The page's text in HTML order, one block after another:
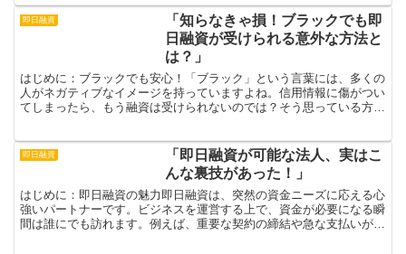
即日融資
「知らなきゃ損！ブラックでも即
日融資が受けられる意外な方法と
は？」
はじめに：ブラックでも安心！「ブラック」という言葉には、多くの
人がネガティブなイメージを持っていますよね。信用情報に傷がつい
てしまったら、もう融資は受けられないのでは？そう思っている方も
即日融資
「即日融資が可能な法人、実はこ
んな裏技があった！」
はじめに：即日融資の魅力即日融資は、突然の資金ニーズに応える心
強いパートナーです。ビジネスを運営する上で、資金が必要になる瞬
間は誰にでも訪れます。例えば、重要な契約の締結や急な支払いが迫